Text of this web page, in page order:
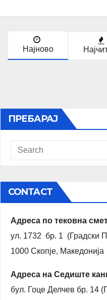
Најново
ПРЕБАРАЈ
CONTACT
Адреса по тековна
ул. 1732 бр. 1 (Градски
1000 Скопје, Македонија
Адреса на Седиште
бул. Гоце Делчев бр. 14